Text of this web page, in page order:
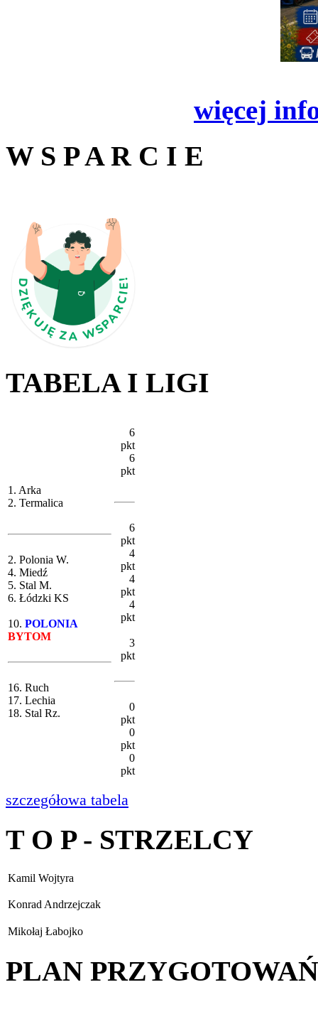
więcej
W S P A R C I E
TABELA I LIGI
1. Arka
2. Termalica
2. Polonia W.
4. Miedź
5. Stal M.
6. Łódzki KS
10. POLONIA
BYTOM
16. Ruch
17. Lechia
18. Stal Rz.
6
pkt
6
pkt
6
pkt
4
pkt
4
pkt
4
pkt
3
pkt
0
pkt
0
pkt
0
pkt
szczegółowa tabela
T O P - STRZELCY
Kamil Wojtyra
Konrad Andrzejczak
Mikołaj Łabojko
PLAN PRZYGOTOWAŃ